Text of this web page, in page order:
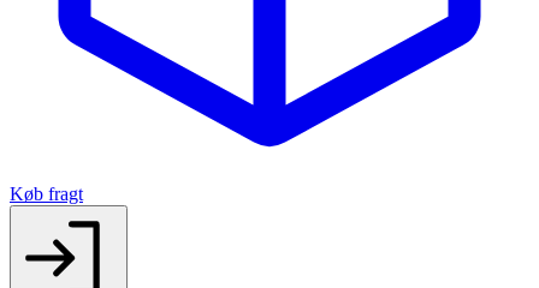
Køb fragt